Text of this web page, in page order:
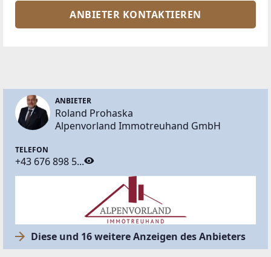
ANBIETER KONTAKTIEREN
ANBIETER
Roland Prohaska
Alpenvorland Immotreuhand GmbH
TELEFON
+43 676 898 5...
Diese und 16 weitere Anzeigen des Anbieters